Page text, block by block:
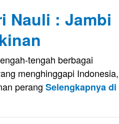
Nauli : Jambi
tengah berbagai
menghinggapi Indonesia,
perang Selengkapnya di